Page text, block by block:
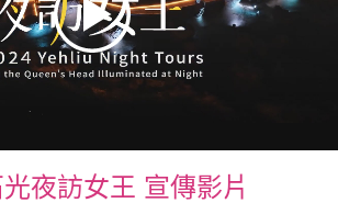
夜訪女王 宣傳影片